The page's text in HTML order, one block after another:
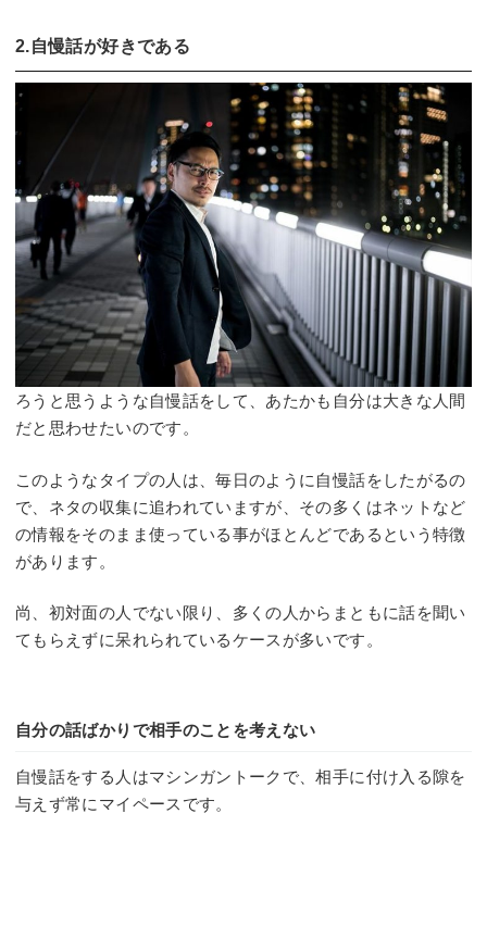
2.自慢話が好きである
ろうと思うような自慢話をして、あたかも自分は大きな人間
だと思わせたいのです。
このようなタイプの人は、毎日のように自慢話をしたがるの
で、ネタの収集に追われていますが、その多くはネットなど
の情報をそのまま使っている事がほとんどであるという特徴
があります。
尚、初対面の人でない限り、多くの人からまともに話を聞い
てもらえずに呆れられているケースが多いです。
自分の話ばかりで相手のことを考えない
自慢話をする人はマシンガントークで、相手に付け入る隙を
与えず常にマイペースです。